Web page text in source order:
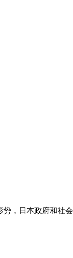
势，日本政府和社会